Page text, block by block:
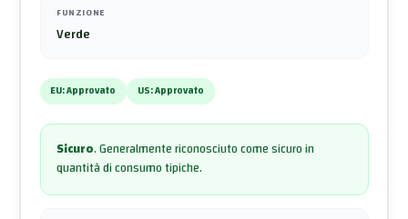
FUNZIONE
Verde
EU:Approvato US:Approvato
Sicuro.Generalmente riconosciuto come sicuro in
quantità di consumo tipiche.